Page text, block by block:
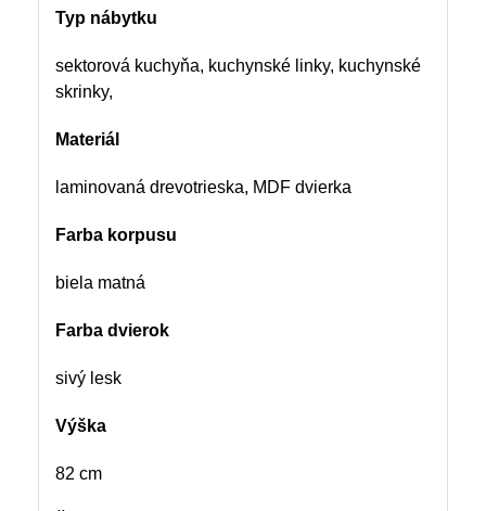
Typ nábytku
sektorová kuchyňa, kuchynské linky, kuchynské
skrinky,
Materiál
laminovaná drevotrieska, MDF dvierka
Farba korpusu
biela matná
Farba dvierok
sivý lesk
Výška
82 cm